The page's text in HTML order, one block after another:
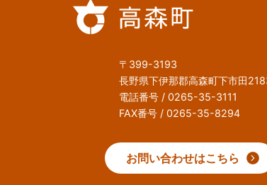
〒399-3193
長野県下伊那郡高森町下市田
電話番号 / 0265-35-3111
FAX番号 / 0265-35-8294
お問い合わせはこちら